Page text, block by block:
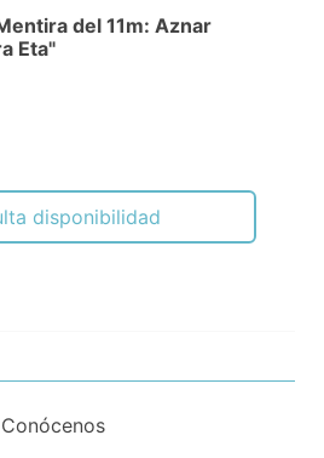
del 11m: Aznar
Eta"
disponibilidad
Conócenos